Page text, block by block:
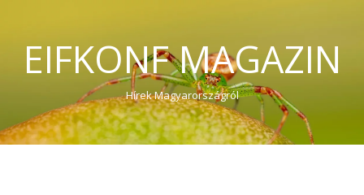
EIFKONF MAGAZIN
Hírek Magyarországról